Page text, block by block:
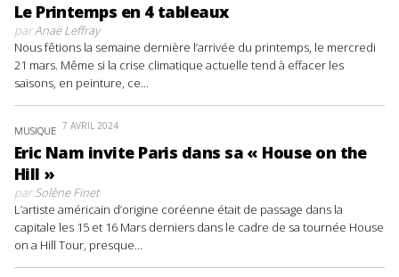
Le Printemps en 4 tableaux
parAnaë Leffray
Nous fêtions la semaine dernière l’arrivée du printemps, le mercredi
21 mars. Même si la crise climatique actuelle tend à effacer les
saisons, en peinture, ce...
MUSIQUE 7 AVRIL 2024
Eric Nam invite Paris dans sa « House on the
Hill »
parSolène Finet
L’artiste américain d’origine coréenne était de passage dans la
capitale les 15 et 16 Mars derniers dans le cadre de sa tournée House
on a Hill Tour, presque...